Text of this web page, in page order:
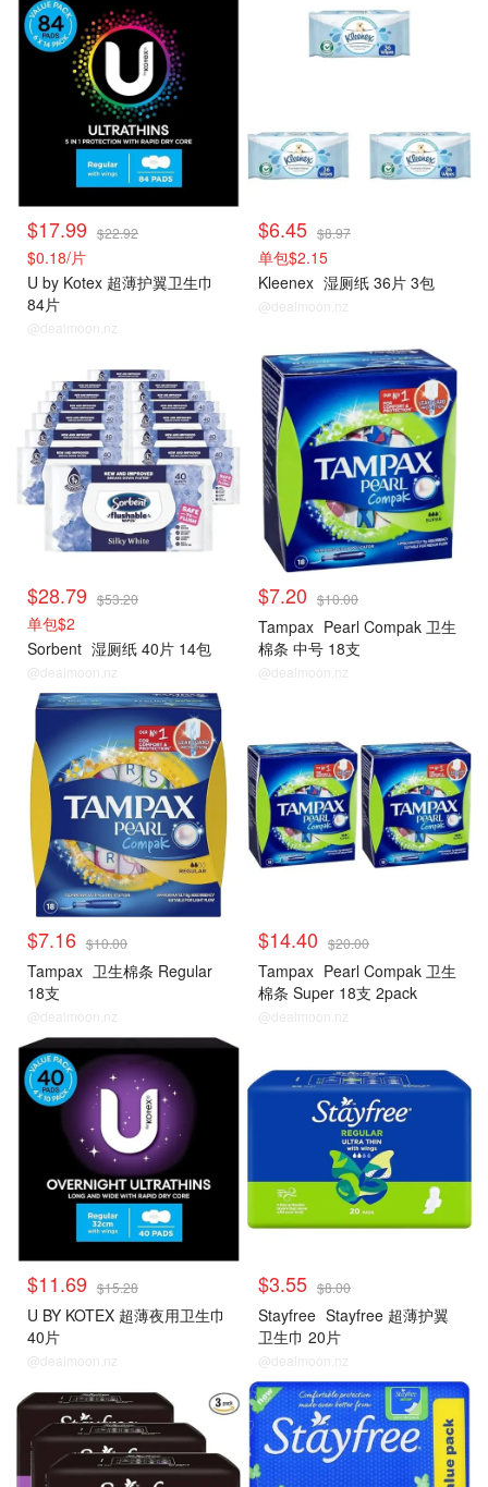
$17.99 $22.92
$0.18/片
U by Kotex 超薄护翼卫生巾
84片
@dealmoon.nz
$6.45 $8.97
单包$2.15
Kleenex 湿厕纸 36片 3包
@dealmoon.nz
$28.79 $53.20
单包$2
Sorbent 湿厕纸 40片 14包
@dealmoon.nz
$7.20 $10.00
Tampax Pearl Compak 卫生
棉条 中号 18支
@dealmoon.nz
$7.16 $10.00
Tampax 卫生棉条 Regular
18支
@dealmoon.nz
$14.40 $20.00
Tampax Pearl Compak 卫生
棉条 Super 18支 2pack
@dealmoon.nz
$11.69 $15.28
U BY KOTEX 超薄夜用卫生巾
40片
@dealmoon.nz
$3.55 $8.00
Stayfree Stayfree 超薄护翼
卫生巾 20片
@dealmoon.nz